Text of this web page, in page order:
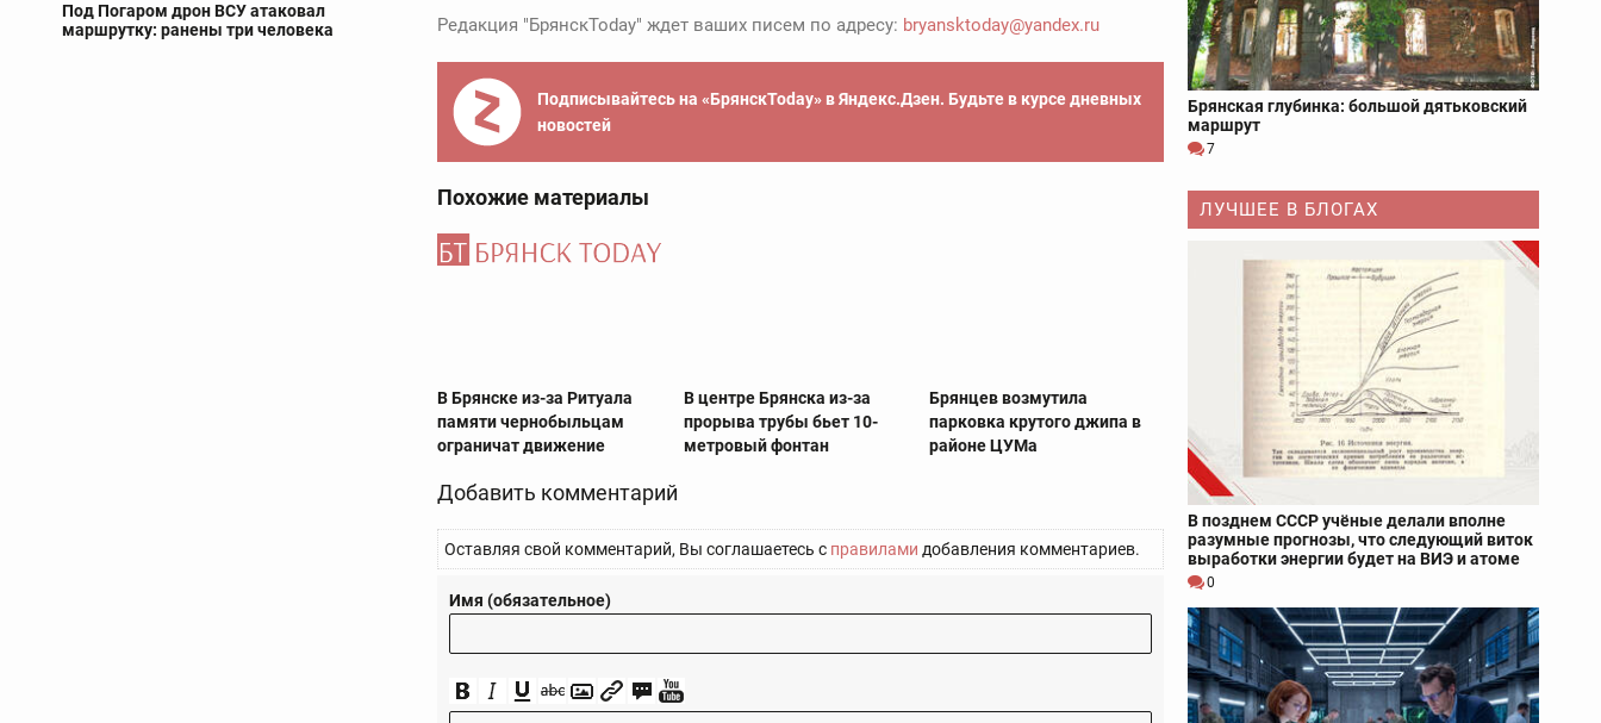
Под Погаром дрон ВСУ атаковал
маршрутку: ранены три человека
Редакция "БрянскToday" ждет ваших писем по адресу: bryansktoday@yandex.ru
Подписывайтесь на «БрянскToday» в Яндекс.Дзен. Будьте в курсе дневных
новостей
Похожие материалы
В Брянске из-за Ритуала
памяти чернобыльцам
ограничат движение
В центре Брянска из-за
прорыва трубы бьет 10-
метровый фонтан
Брянцев возмутила
парковка крутого джипа в
районе ЦУМа
Добавить комментарий
Оставляя свой комментарий, Вы соглашаетесь с правилами добавления комментариев.
Имя (обязательное)
Брянская глубинка: большой дятьковский
маршрут
7
ЛУЧШЕЕ В БЛОГАХ
В позднем СССР учёные делали вполне
разумные прогнозы, что следующий виток
выработки энергии будет на ВИЭ и атоме
0